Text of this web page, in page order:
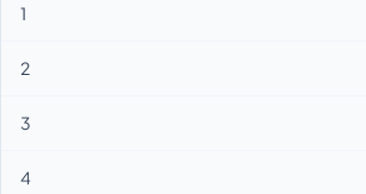
1
2
3
4